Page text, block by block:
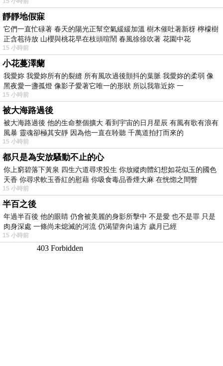
靜靜地假寐
它們一直忙碌著 春天的陽光正幫空氣緩緩加溫 樹木催吐著新枒 檸檬樹
正含苞待放 山櫻與桃花早在枝頭喧鬧 春風徐徐吹著 花園中花
15 小時前
小花蔓澤蘭
我愛妳 我愛妳所有的裂縫 所有風吹過後顫抖的葉脈 我愛妳的柔弱 像
黑夜愛一盞孤燈 像影子愛著它唯一的形狀 所以我靠近妳 一
15 小時前
被大海路過後
被大海路過後 他的生命整個擴大 看到宇宙的日月星辰 有風有歌有浪有
風暴 靈魂卻極其安靜 因為他一直在聆聽 千萬道拍打而來的
15 小時前
都只是為安放騷動不止的心
你上窮碧落下黃泉 四生六道尋求投生 你放縱肉體幻想如花似玉的國色
天香 你尋求軟玉香紅的慰藉 你吸食毒品香煙大麻 在恍惚之間瞥
15 小時前
半百之後
年過半百後 他的眼睛 仍會被美麗的身影所擊中 不是愛 也不是罪 只是
肉身深處 一條尚未熄滅的河流 仍渴望奔向遠方 歲月已經
15 小時前